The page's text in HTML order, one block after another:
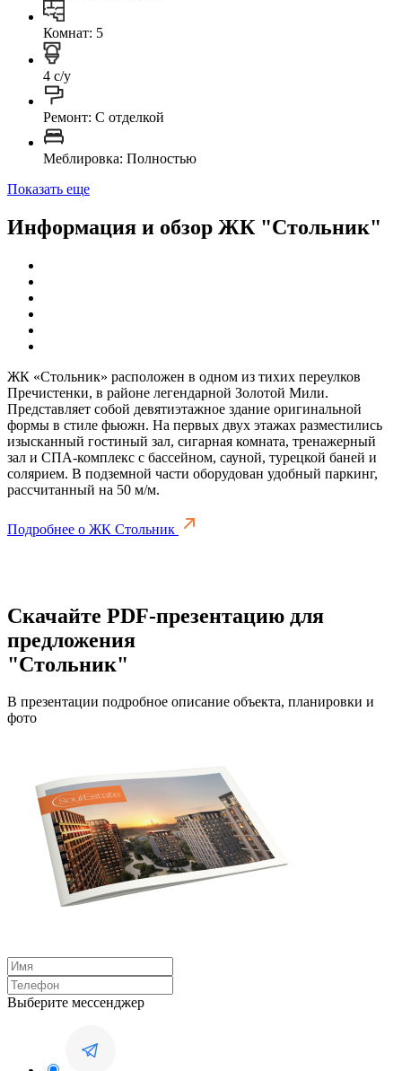
Комнат: 5
4 с/у
Ремонт: C отделкой
Меблировка: Полностью
Показать еще
Информация и обзор ЖК "Стольник"
ЖК «Стольник» расположен в одном из тихих переулков
Пречистенки, в районе легендарной Золотой Мили.
Представляет собой девятиэтажное здание оригинальной
формы в стиле фьюжн. На первых двух этажах разместились
изысканный гостиный зал, сигарная комната, тренажерный
зал и СПА-комплекс с бассейном, сауной, турецкой баней и
солярием. В подземной части оборудован удобный паркинг,
рассчитанный на 50 м/м.
Подробнее о ЖК Стольник
Скачайте PDF-презентацию для
предложения
"Стольник"
В презентации подробное описание объекта, планировки и
фото
Выберите мессенджер